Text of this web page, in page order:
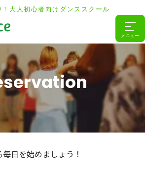
！大人初心者向けダンススクール
メニュー
日を始めましょう！